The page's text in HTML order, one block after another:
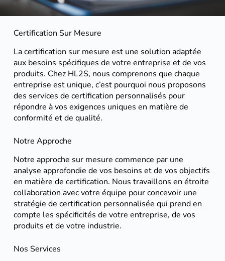
Certification Sur Mesure
La certification sur mesure est une solution adaptée
aux besoins spécifiques de votre entreprise et de vos
produits. Chez HL2S, nous comprenons que chaque
entreprise est unique, c’est pourquoi nous proposons
des services de certification personnalisés pour
répondre à vos exigences uniques en matière de
conformité et de qualité.
Notre Approche
Notre approche sur mesure commence par une
analyse approfondie de vos besoins et de vos objectifs
en matière de certification. Nous travaillons en étroite
collaboration avec votre équipe pour concevoir une
stratégie de certification personnalisée qui prend en
compte les spécificités de votre entreprise, de vos
produits et de votre industrie.
Nos Services